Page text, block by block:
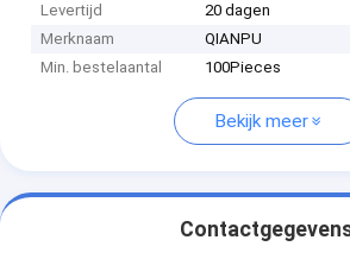
Levertijd
20 dagen
Merknaam
QIANPU
Min. bestelaantal
100Pieces
Bekijk meer